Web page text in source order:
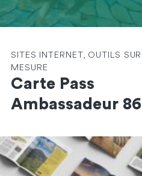
SITES INTERNET, OUTILS SUR
MESURE
Carte Pass
Ambassadeur 86